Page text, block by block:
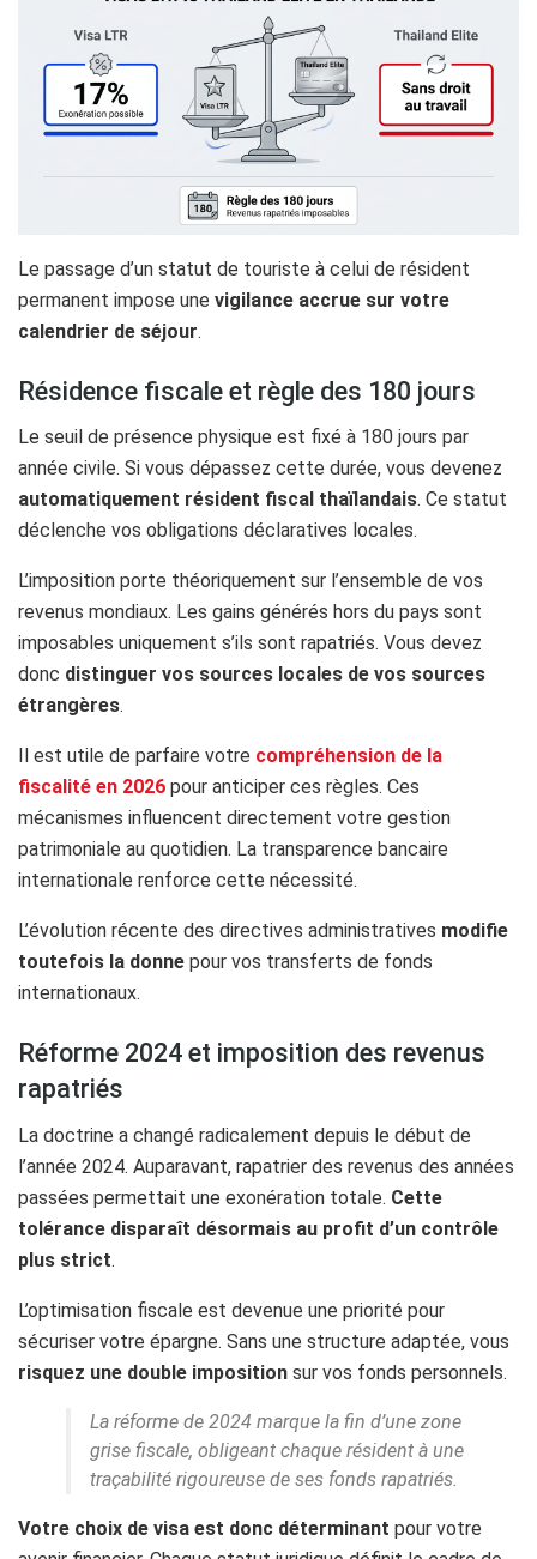
Le passage d’un statut de touriste à celui de résident
permanent impose une vigilance accrue sur votre
calendrier de séjour.
Résidence fiscale et règle des 180 jours
Le seuil de présence physique est fixé à 180 jours par
année civile. Si vous dépassez cette durée, vous devenez
automatiquement résident fiscal thaïlandais. Ce statut
déclenche vos obligations déclaratives locales.
L’imposition porte théoriquement sur l’ensemble de vos
revenus mondiaux. Les gains générés hors du pays sont
imposables uniquement s’ils sont rapatriés. Vous devez
donc distinguer vos sources locales de vos sources
étrangères.
Il est utile de parfaire votre compréhension de la
fiscalité en 2026 pour anticiper ces règles. Ces
mécanismes influencent directement votre gestion
patrimoniale au quotidien. La transparence bancaire
internationale renforce cette nécessité.
L’évolution récente des directives administratives modifie
toutefois la donne pour vos transferts de fonds
internationaux.
Réforme 2024 et imposition des revenus
rapatriés
La doctrine a changé radicalement depuis le début de
l’année 2024. Auparavant, rapatrier des revenus des années
passées permettait une exonération totale. Cette
tolérance disparaît désormais au profit d’un contrôle
plus strict.
L’optimisation fiscale est devenue une priorité pour
sécuriser votre épargne. Sans une structure adaptée, vous
risquez une double imposition sur vos fonds personnels.
La réforme de 2024 marque la fin d’une zone
grise fiscale, obligeant chaque résident à une
traçabilité rigoureuse de ses fonds rapatriés.
Votre choix de visa est donc déterminant pour votre